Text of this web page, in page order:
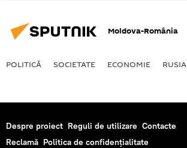
Moldova-România
POLITICĂ SOCIETATE ECONOMIE RUSIA
Despre proiect Reguli de utilizare Contacte
Reclamă Politica de confidențialitate